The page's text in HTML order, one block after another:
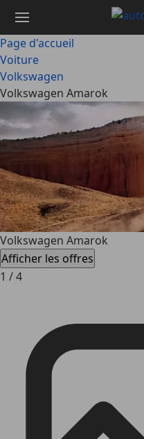
contenu
principal
Page d'accueil
Voiture
Volkswagen
Volkswagen Amarok
Volkswagen Amarok
Afficher les offres
1 /4